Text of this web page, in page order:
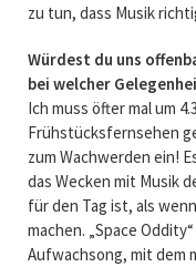
zu tun, dass Musik
Würdest du uns
bei welcher
Ich muss öfter mal um
Frühstücksfernsehen
zum Wachwerden ein!
das Wecken mit Musik
für den Tag ist, als
machen. „Space
Aufwachsong, mit dem